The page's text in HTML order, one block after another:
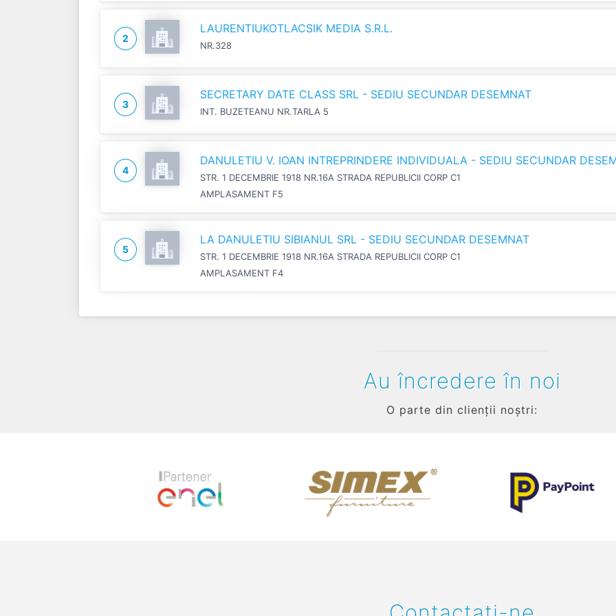
2
LAURENTIUKOTLACSIK MEDIA S.R.L.
NR.328
3
SECRETARY DATE CLASS SRL - SEDIU SECUNDAR DESEMNAT
INT. BUZETEANU NR.TARLA 5
4
DANULETIU V. IOAN INTREPRINDERE INDIVIDUALA - SEDIU SECUNDAR
STR. 1 DECEMBRIE 1918 NR.16A STRADA REPUBLICII CORP C1
AMPLASAMENT F5
5
LA DANULETIU SIBIANUL SRL - SEDIU SECUNDAR DESEMNAT
STR. 1 DECEMBRIE 1918 NR.16A STRADA REPUBLICII CORP C1
AMPLASAMENT F4
Au încredere în noi
O parte din clienții noștri: